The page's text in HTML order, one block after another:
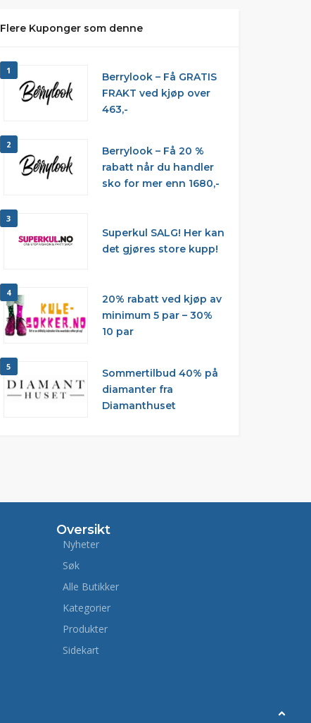
Flere Kuponger som denne
1
Berrylook – Få GRATIS
FRAKT ved kjøp over
463,-
2
Berrylook – Få 20 %
rabatt når du handler
sko for mer enn 1680,-
3
Superkul SALG! Her kan
det gjøres store kupp!
4
20% rabatt ved kjøp av
minimum 5 par – 30%
10 par
5
Sommertilbud 40% på
diamanter fra
Diamanthuset
Oversikt
Nyheter
Søk
Alle Butikker
Kategorier
Produkter
Sidekart